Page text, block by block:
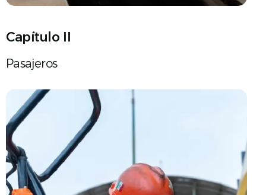
Capítulo II
Pasajeros